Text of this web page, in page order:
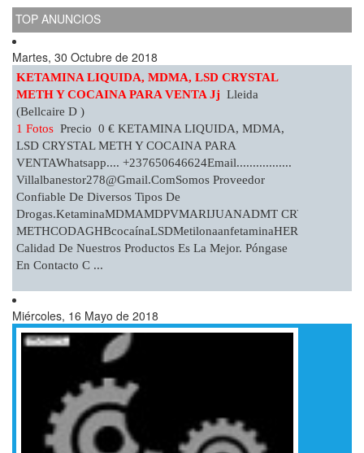
TOP ANUNCIOS
Martes, 30 Octubre de 2018
KETAMINA LIQUIDA, MDMA, LSD CRYSTAL
METH Y COCAINA PARA VENTA Jj Lleida
(Bellcaire D )
1 Fotos Precio 0 € KETAMINA LIQUIDA, MDMA,
LSD CRYSTAL METH Y COCAINA PARA
VENTAWhatsapp.... +237650646624Email.................
Villalbanestor278@gmail.comSomos Proveedor
Confiable De Diversos Tipos De
Drogas.ketaminaMDMAMDPVMARIJUANADMT CRYSTAL
Calidad De Nuestros Productos Es La Mejor. Póngase
En Contacto C ...
Miércoles, 16 Mayo de 2018